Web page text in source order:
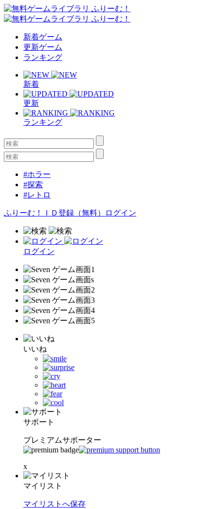
新着ゲーム
更新ゲーム
ランキング
新着
更新
ランキング
#ホラー
#探索
#レトロ
ふりーむ！ＩＤ登録（無料） ログイン
ログイン
いいね
サポート
プレミアムサポーター
x
マイリスト
マイリストへ保存